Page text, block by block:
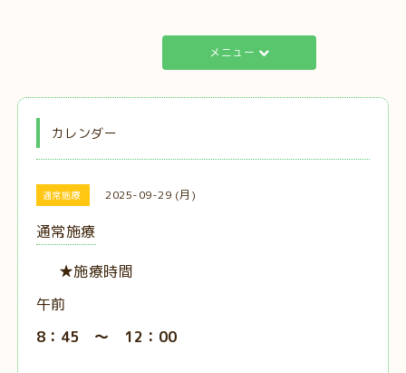
メニュー
カレンダー
通常施療 2025-09-29 (月)
通常施療
★施療時間
午前
8：45 ～ 12：00